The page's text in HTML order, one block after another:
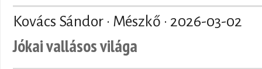
Kovács Sándor · Mészkő · 2026-03-02
Jókai vallásos világa